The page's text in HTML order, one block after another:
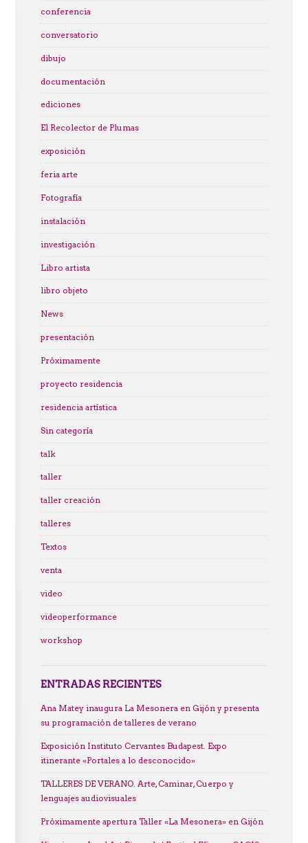
conferencia
conversatorio
dibujo
documentación
ediciones
El Recolector de Plumas
exposición
feria arte
Fotografía
instalación
investigación
Libro artista
libro objeto
News
presentación
Próximamente
proyecto residencia
residencia artística
Sin categoría
talk
taller
taller creación
talleres
Textos
venta
video
videoperformance
workshop
ENTRADAS RECIENTES
Ana Matey inaugura La Mesonera en Gijón y presenta
su programación de talleres de verano
Exposición Instituto Cervantes Budapest. Expo
itinerante «Portales a lo desconocido»
TALLERES DE VERANO. Arte, Caminar, Cuerpo y
lenguajes audiovisuales
Próximamente apertura Taller «La Mesonera» en Gijón